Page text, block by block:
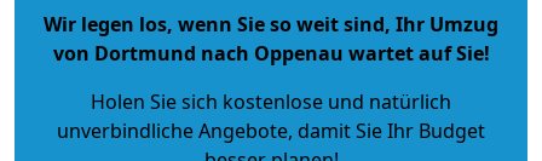
Wir legen los, wenn Sie so weit sind, Ihr Umzug
von Dortmund nach Oppenau wartet auf Sie!
Holen Sie sich kostenlose und natürlich
unverbindliche Angebote, damit Sie Ihr Budget